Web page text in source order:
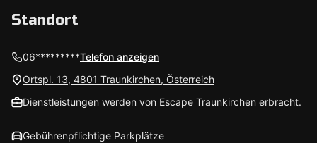
Standort
06*********Telefon anzeigen
Ortspl. 13, 4801 Traunkirchen, Österreich
Dienstleistungen werden von Escape Traunkirchen erbracht.
Gebührenpflichtige Parkplätze